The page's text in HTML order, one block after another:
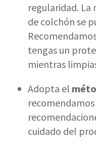
regularidad.
de colchón se
tengas un
mientras
Adopta el
cuidado del